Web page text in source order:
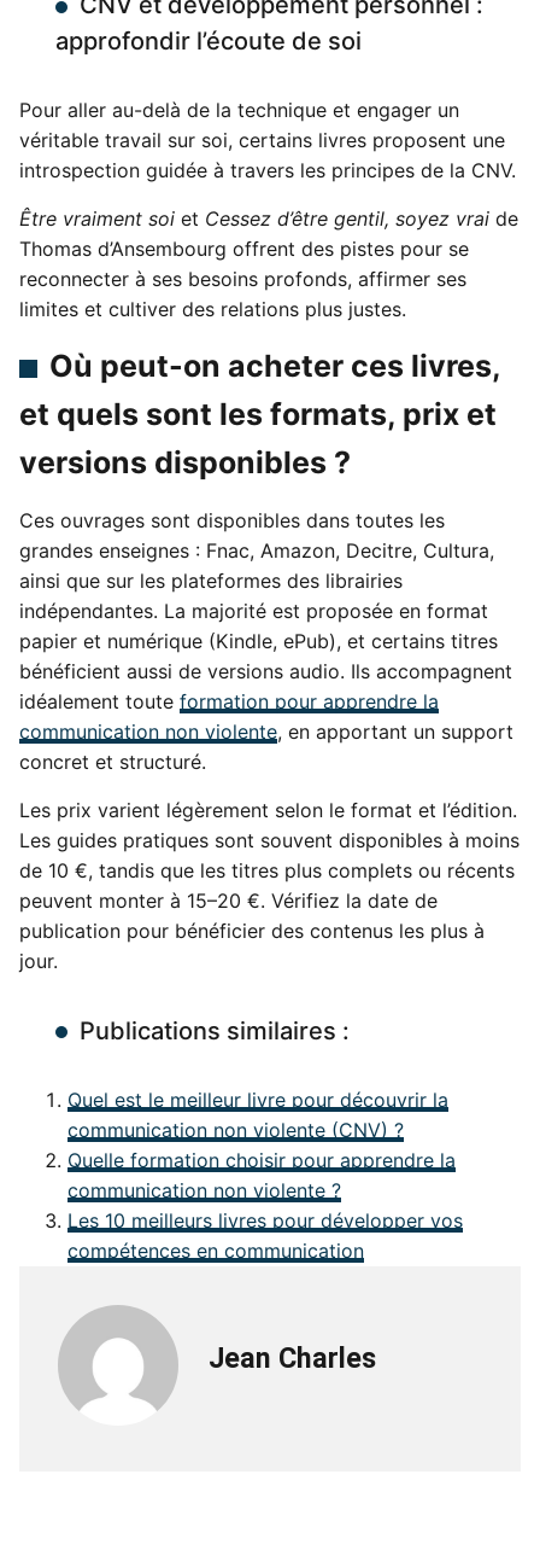
approfondir l’écoute de soi
Pour aller au-delà de la technique et engager un
véritable travail sur soi, certains livres proposent une
introspection guidée à travers les principes de la CNV.
Être vraiment soi et Cessez d’être gentil, soyez vrai de
Thomas d’Ansembourg offrent des pistes pour se
reconnecter à ses besoins profonds, affirmer ses
limites et cultiver des relations plus justes.
Où peut-on acheter ces livres,
et quels sont les formats, prix et
versions disponibles ?
Ces ouvrages sont disponibles dans toutes les
grandes enseignes : Fnac, Amazon, Decitre, Cultura,
ainsi que sur les plateformes des librairies
indépendantes. La majorité est proposée en format
papier et numérique (Kindle, ePub), et certains titres
bénéficient aussi de versions audio. Ils accompagnent
idéalement toute formation pour apprendre la
communication non violente, en apportant un support
concret et structuré.
Les prix varient légèrement selon le format et l’édition.
Les guides pratiques sont souvent disponibles à moins
de 10 €, tandis que les titres plus complets ou récents
peuvent monter à 15–20 €. Vérifiez la date de
publication pour bénéficier des contenus les plus à
jour.
Publications similaires :
Quel est le meilleur livre pour découvrir la
communication non violente (CNV) ?
Quelle formation choisir pour apprendre la
communication non violente ?
Les 10 meilleurs livres pour développer vos
compétences en communication
Jean Charles